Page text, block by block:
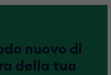
nuovo di
della tua